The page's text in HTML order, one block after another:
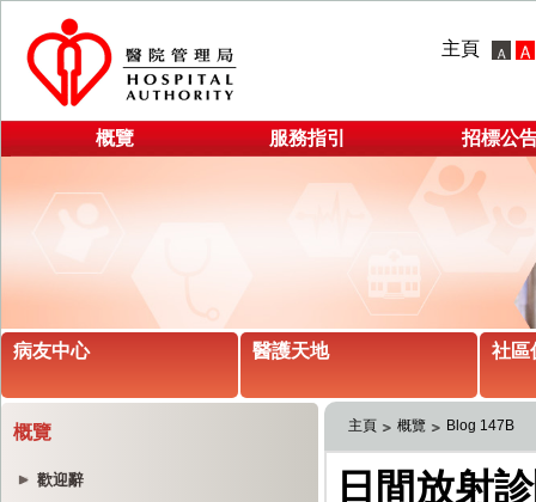
主頁
概覽 服務指引 招標公
病友中心 醫護天地 社區
概覽
歡迎辭
主頁 概覽 Blog 147B